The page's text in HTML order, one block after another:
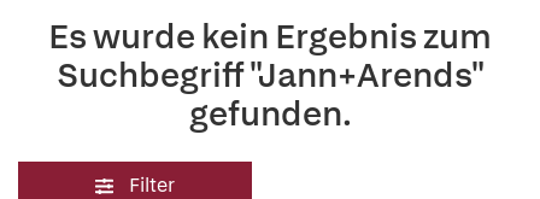
Es wurde kein Ergebnis zum
Suchbegriff "Jann+Arends"
gefunden.
Filter